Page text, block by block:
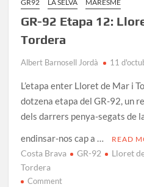
GR92 LA SELVA MARESME
GR-92 Etapa 12:
Tordera
Albert Barnosell Jordà 11
L’etapa enter Lloret de Mar i
dotzena etapa del GR-92, un
dels darrers penya-segats de
endinsar-nos cap a …
READ
Costa Brava GR-92 Lloret
Tordera
Commenton